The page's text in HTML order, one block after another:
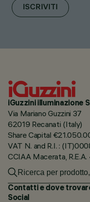
ISCRIVITI
iGuzzini illuminazione
Via Mariano Guzzini 37
62019 Recanati (Italy)
Share Capital
VAT N. and R.I. :
CCIAA Macerata,
Contatti e dove
Social